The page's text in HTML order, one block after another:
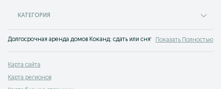
КАТЕГОРИЯ
Долгосрочная аренда домов Коканд: сдать или снять дом на длительный
Показать Полностью
Карта сайта
Карта регионов